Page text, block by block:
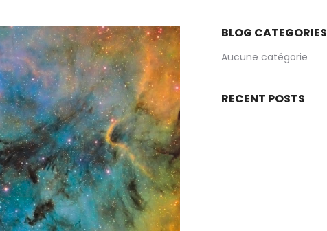
BLOG CATEGORIES
Aucune catégorie
RECENT POSTS